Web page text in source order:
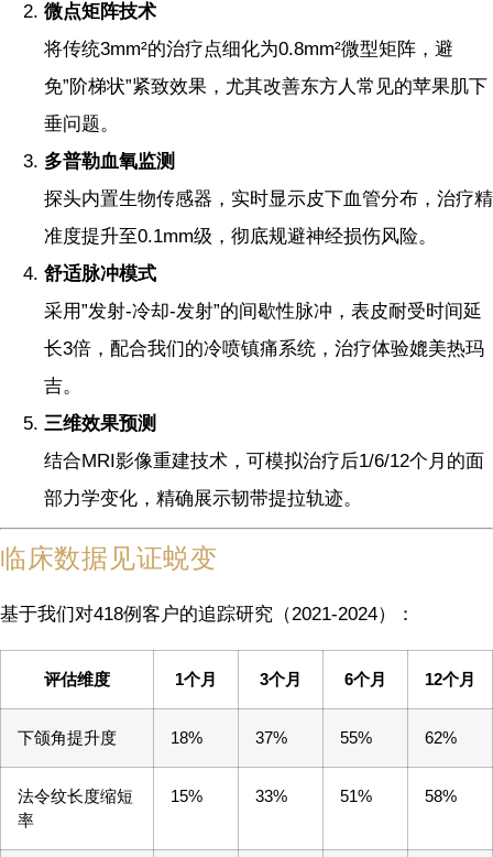
微点矩阵技术
将传统3mm²的治疗点细化为0.8mm²微型矩阵，避
免”阶梯状”紧致效果，尤其改善东方人常见的苹果肌下
垂问题。
多普勒血氧监测
探头内置生物传感器，实时显示皮下血管分布，治疗精
准度提升至0.1mm级，彻底规避神经损伤风险。
舒适脉冲模式
采用”发射-冷却-发射”的间歇性脉冲，表皮耐受时间延
长3倍，配合我们的冷喷镇痛系统，治疗体验媲美热玛
吉。
三维效果预测
结合MRI影像重建技术，可模拟治疗后1/6/12个月的面
部力学变化，精确展示韧带提拉轨迹。
临床数据见证蜕变
基于我们对418例客户的追踪研究（2021-2024）：
评估维度 1个月 3个月 6个月 12个月
下颌角提升度 18% 37% 55% 62%
法令纹长度缩短
率
15% 33% 51% 58%